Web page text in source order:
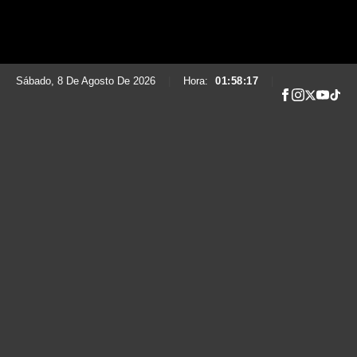
Sábado, 8 De Agosto De 2026 Hora: 01:58:18